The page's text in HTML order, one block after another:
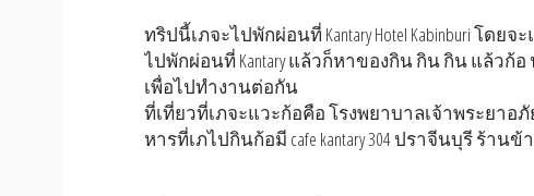
ทริปนี้เภจะไปพักผ่อนที่ Kantary Hotel Kabinburi โ
ไปพักผ่อนที่ Kantary แล้วก็หาของกิน กิน กิน แล้ว
เพื่อไปทำงานต่อกัน
ที่เที่ยวที่เภจะแวะก้อคือ โรงพยาบาลเจ้าพระยา
หารที่เภไปกินก้อมี cafe kantary 304 ปราจีนบุรี ร้านข้